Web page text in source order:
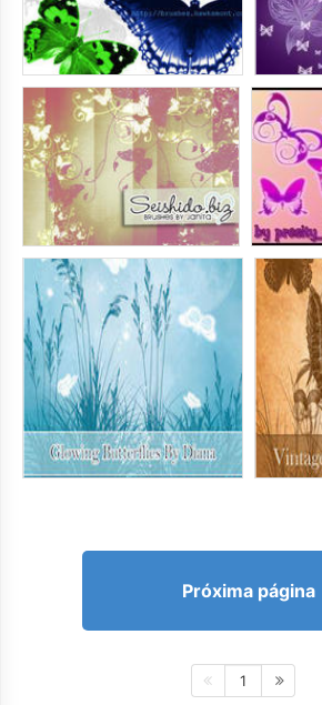
Próxima página
1